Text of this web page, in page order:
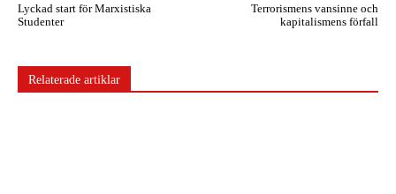
Lyckad start för Marxistiska
Studenter
Terrorismens vansinne och
kapitalismens förfall
Relaterade artiklar